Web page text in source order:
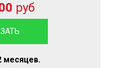
руб
месяцев.